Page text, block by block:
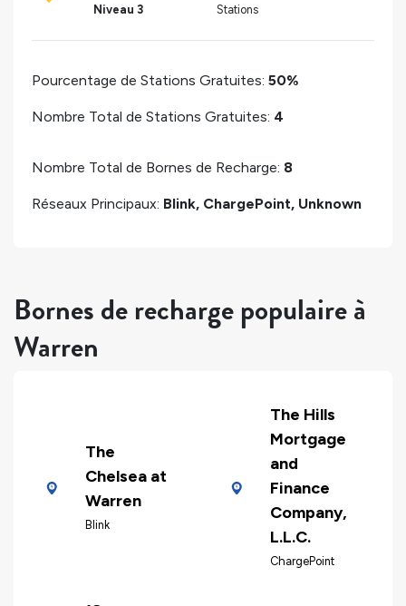
Niveau 3
Stations
Pourcentage de Stations Gratuites: 50%
Nombre Total de Stations Gratuites: 4
Nombre Total de Bornes de Recharge: 8
Réseaux Principaux: Blink, ChargePoint, Unknown
Bornes de recharge populaire à
Warren
The
Chelsea at
Warren
Blink
The Hills
Mortgage
and
Finance
Company,
L.L.C.
ChargePoint